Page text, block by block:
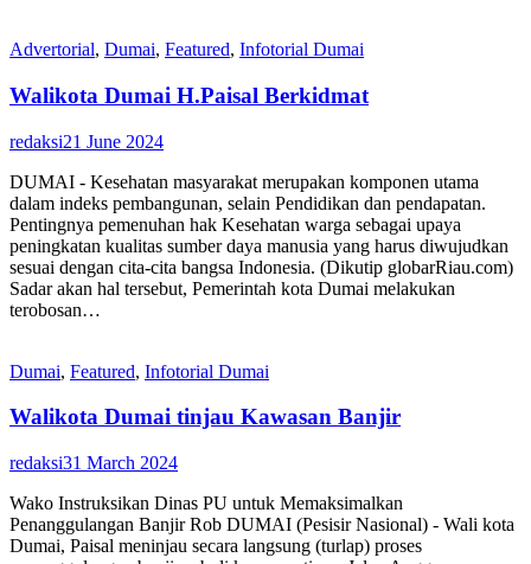
Advertorial, Dumai, Featured, Infotorial Dumai
Walikota Dumai H.Paisal Berkidmat
redaksi21 June 2024
DUMAI - Kesehatan masyarakat merupakan komponen utama
dalam indeks pembangunan, selain Pendidikan dan pendapatan.
Pentingnya pemenuhan hak Kesehatan warga sebagai upaya
peningkatan kualitas sumber daya manusia yang harus diwujudkan
sesuai dengan cita-cita bangsa Indonesia. (Dikutip globarRiau.com)
Sadar akan hal tersebut, Pemerintah kota Dumai melakukan
terobosan…
Dumai, Featured, Infotorial Dumai
Walikota Dumai tinjau Kawasan Banjir
redaksi31 March 2024
Wako Instruksikan Dinas PU untuk Memaksimalkan
Penanggulangan Banjir Rob DUMAI (Pesisir Nasional) - Wali kota
Dumai, Paisal meninjau secara langsung (turlap) proses